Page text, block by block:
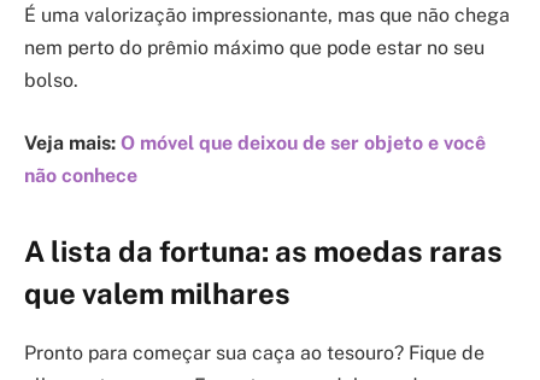
É uma valorização impressionante, mas que não chega
nem perto do prêmio máximo que pode estar no seu
bolso.
Veja mais: O móvel que deixou de ser objeto e você
não conhece
A lista da fortuna: as moedas raras
que valem milhares
Pronto para começar sua caça ao tesouro? Fique de